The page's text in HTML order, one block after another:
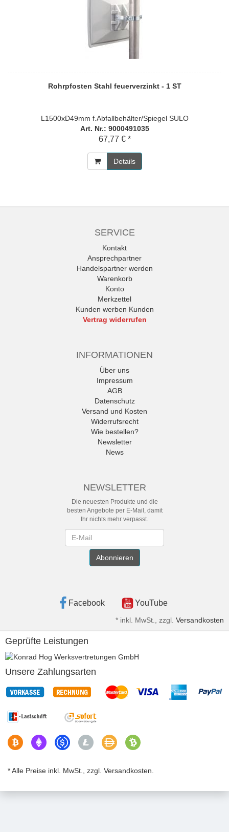
Rohrpfosten Stahl feuerverzinkt - 1 ST
L1500xD49mm f.Abfallbehälter/Spiegel SULO
Art. Nr.: 9000491035
67,77 € *
Details
SERVICE
Kontakt
Ansprechpartner
Handelspartner werden
Warenkorb
Konto
Merkzettel
Kunden werben Kunden
Vertrag widerrufen
INFORMATIONEN
Über uns
Impressum
AGB
Datenschutz
Versand und Kosten
Widerrufsrecht
Wie bestellen?
Newsletter
News
NEWSLETTER
Die neuesten Produkte und die
besten Angebote per E-Mail, damit
Ihr nichts mehr verpasst.
Abonnieren
Facebook YouTube
* inkl. MwSt., zzgl. Versandkosten
Geprüfte Leistungen
Unsere Zahlungsarten
* Alle Preise inkl. MwSt., zzgl. Versandkosten.